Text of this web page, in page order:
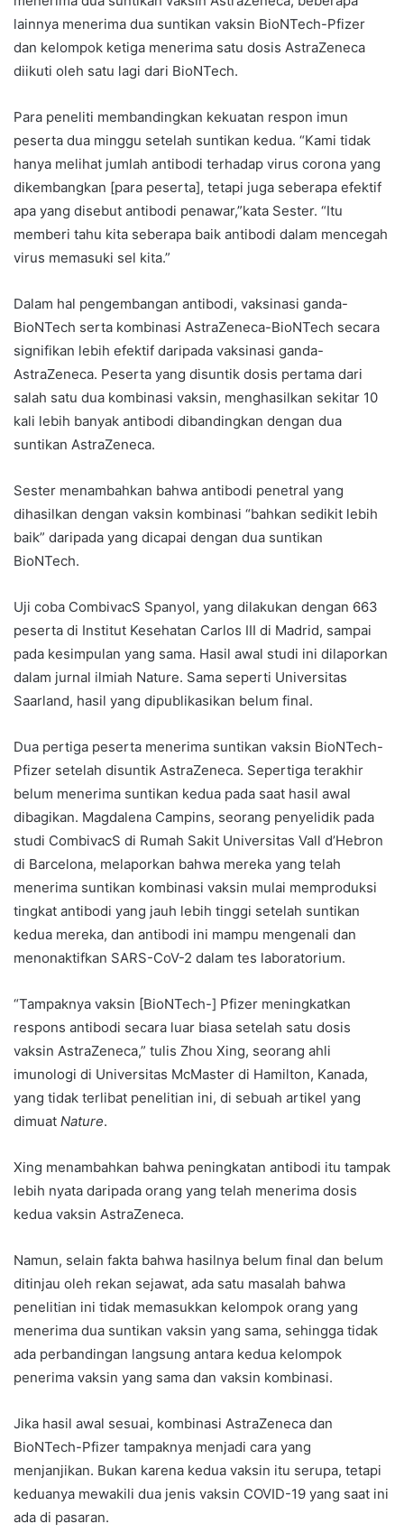
lainnya menerima dua suntikan vaksin BioNTech-Pfizer
dan kelompok ketiga menerima satu dosis AstraZeneca
diikuti oleh satu lagi dari BioNTech.
Para peneliti membandingkan kekuatan respon imun
peserta dua minggu setelah suntikan kedua. “Kami tidak
hanya melihat jumlah antibodi terhadap virus corona yang
dikembangkan [para peserta], tetapi juga seberapa efektif
apa yang disebut antibodi penawar,”kata Sester. “Itu
memberi tahu kita seberapa baik antibodi dalam mencegah
virus memasuki sel kita.”
Dalam hal pengembangan antibodi, vaksinasi ganda-
BioNTech serta kombinasi AstraZeneca-BioNTech secara
signifikan lebih efektif daripada vaksinasi ganda-
AstraZeneca. Peserta yang disuntik dosis pertama dari
salah satu dua kombinasi vaksin, menghasilkan sekitar 10
kali lebih banyak antibodi dibandingkan dengan dua
suntikan AstraZeneca.
Sester menambahkan bahwa antibodi penetral yang
dihasilkan dengan vaksin kombinasi “bahkan sedikit lebih
baik” daripada yang dicapai dengan dua suntikan
BioNTech.
Uji coba CombivacS Spanyol, yang dilakukan dengan 663
peserta di Institut Kesehatan Carlos III di Madrid, sampai
pada kesimpulan yang sama. Hasil awal studi ini dilaporkan
dalam jurnal ilmiah Nature. Sama seperti Universitas
Saarland, hasil yang dipublikasikan belum final.
Dua pertiga peserta menerima suntikan vaksin BioNTech-
Pfizer setelah disuntik AstraZeneca. Sepertiga terakhir
belum menerima suntikan kedua pada saat hasil awal
dibagikan. Magdalena Campins, seorang penyelidik pada
studi CombivacS di Rumah Sakit Universitas Vall d’Hebron
di Barcelona, ​​​​melaporkan bahwa mereka yang telah
menerima suntikan kombinasi vaksin mulai memproduksi
tingkat antibodi yang jauh lebih tinggi setelah suntikan
kedua mereka, dan antibodi ini mampu mengenali dan
menonaktifkan SARS-CoV-2 dalam tes laboratorium.
“Tampaknya vaksin [BioNTech-] Pfizer meningkatkan
respons antibodi secara luar biasa setelah satu dosis
vaksin AstraZeneca,” tulis Zhou Xing, seorang ahli
imunologi di Universitas McMaster di Hamilton, Kanada,
yang tidak terlibat penelitian ini, di sebuah artikel yang
dimuat Nature.
Xing menambahkan bahwa peningkatan antibodi itu tampak
lebih nyata daripada orang yang telah menerima dosis
kedua vaksin AstraZeneca.
Namun, selain fakta bahwa hasilnya belum final dan belum
ditinjau oleh rekan sejawat, ada satu masalah bahwa
penelitian ini tidak memasukkan kelompok orang yang
menerima dua suntikan vaksin yang sama, sehingga tidak
ada perbandingan langsung antara kedua kelompok
penerima vaksin yang sama dan vaksin kombinasi.
Jika hasil awal sesuai, kombinasi AstraZeneca dan
BioNTech-Pfizer tampaknya menjadi cara yang
menjanjikan. Bukan karena kedua vaksin itu serupa, tetapi
keduanya mewakili dua jenis vaksin COVID-19 yang saat ini
ada di pasaran.